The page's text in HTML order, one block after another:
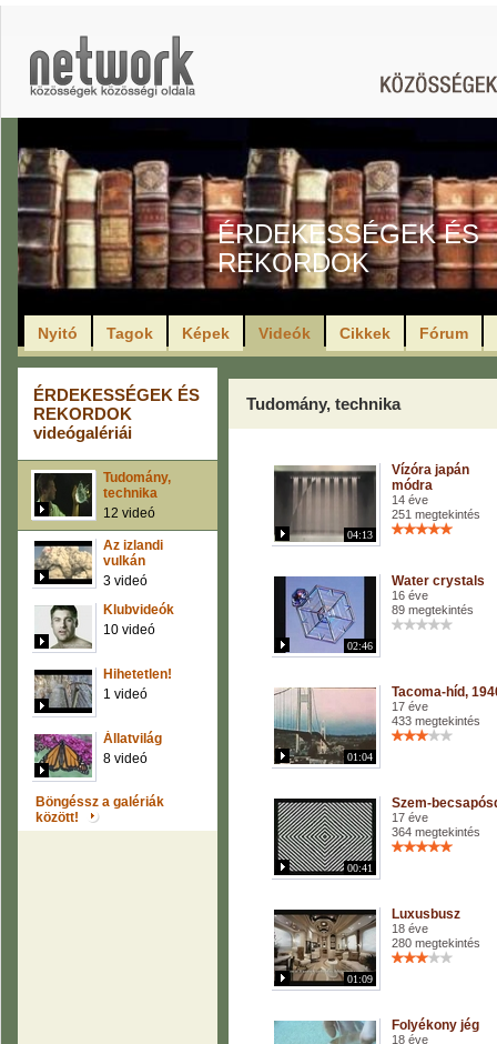
ÉRDEKESSÉGEK ÉS
REKORDOK
Nyitó Tagok Képek Videók Cikkek Fórum
ÉRDEKESSÉGEK ÉS
REKORDOK
videógalériái
Tudomány,
technika
12 videó
Az izlandi
vulkán
3 videó
Klubvideók
10 videó
Hihetetlen!
1 videó
Állatvilág
8 videó
Böngéssz a galériák
között!
Tudomány, technika
04:13
Vízóra japán
módra
14 éve
251 megtekintés
02:46
Water crystals
16 éve
89 megtekintés
01:04
Tacoma-híd,
17 éve
433 megtekintés
00:41
Szem-
17 éve
364 megtekintés
01:09
Luxusbusz
18 éve
280 megtekintés
Folyékony jég
18 éve